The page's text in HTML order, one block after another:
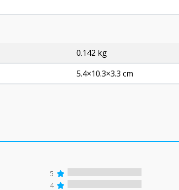
0.142 kg
5.4×10.3×3.3 cm
5
4